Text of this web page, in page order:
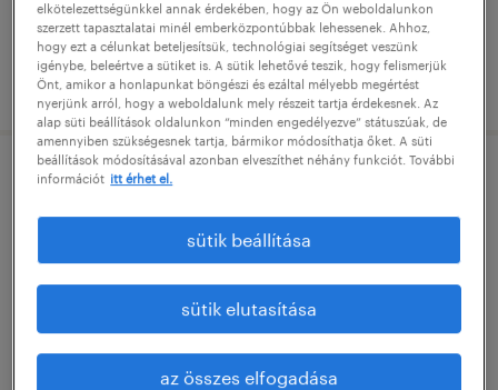
megjelenítve ekkor: 28 július 2026
gyártástámogató mérnök
budapest, budapest
határozatlan idejű
főiskolai, egyetemi végzettség / university
elkötelezettségünkkel annak érdekében, hogy az Ön weboldalunkon
szerzett tapasztalatai minél emberközpontúbbak lehessenek. Ahhoz,
hogy ezt a célunkat beteljesítsük, technológiai segítséget veszünk
igénybe, beleértve a sütiket is. A sütik lehetővé teszik, hogy felismerjük
Önt, amikor a honlapunkat böngészi és ezáltal mélyebb megértést
nyerjünk arról, hogy a weboldalunk mely részeit tartja érdekesnek. Az
alap süti beállítások oldalunkon “minden engedélyezve” státuszúak, de
amennyiben szükségesnek tartja, bármikor módosíthatja őket. A süti
beállítások módosításával azonban elveszíthet néhány funkciót. További
információt itt érhet el.
sütik beállítása
sütik elutasítása
az összes elfogadása